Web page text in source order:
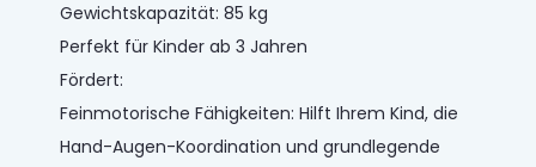
Gewichtskapazität: 85 kg
Perfekt für Kinder ab 3 Jahren
Fördert:
Feinmotorische Fähigkeiten: Hilft Ihrem Kind, die
Hand-Augen-Koordination und grundlegende